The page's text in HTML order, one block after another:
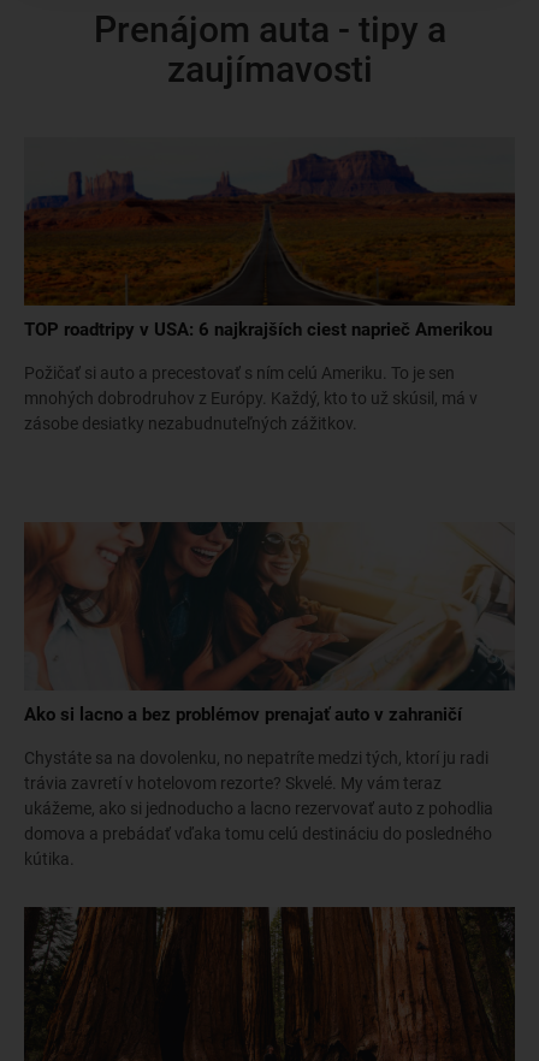
Prenájom auta - tipy a
zaujímavosti
TOP roadtripy v USA: 6 najkrajších ciest naprieč Amerikou
Požičať si auto a precestovať s ním celú Ameriku. To je sen
mnohých dobrodruhov z Európy. Každý, kto to už skúsil, má v
zásobe desiatky nezabudnuteľných zážitkov.
Ako si lacno a bez problémov prenajať auto v zahraničí
Chystáte sa na dovolenku, no nepatríte medzi tých, ktorí ju radi
trávia zavretí v hotelovom rezorte? Skvelé. My vám teraz
ukážeme, ako si jednoducho a lacno rezervovať auto z pohodlia
domova a prebádať vďaka tomu celú destináciu do posledného
kútika.